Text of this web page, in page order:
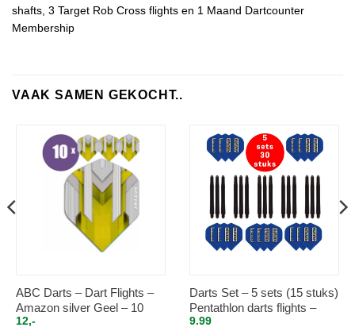
shafts, 3 Target Rob Cross flights en 1 Maand Dartcounter
Membership
VAAK SAMEN GEKOCHT..
ABC Darts – Dart Flights –
Amazon silver Geel – 10
sets (30 st.)
12,-
Darts Set – 5 sets (15 stuks)
Pentathlon darts flights –
super stevig – blauw – incl. 5
9.99